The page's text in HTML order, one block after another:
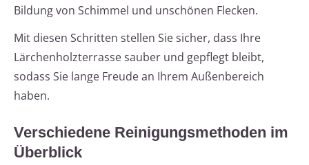
Bildung von Schimmel und unschönen Flecken.
Mit diesen Schritten stellen Sie sicher, dass Ihre
Lärchenholzterrasse sauber und gepflegt bleibt,
sodass Sie lange Freude an Ihrem Außenbereich
haben.
Verschiedene Reinigungsmethoden im
Überblick